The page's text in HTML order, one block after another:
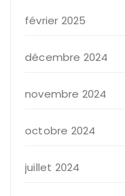
février 2025
décembre 2024
novembre 2024
octobre 2024
juillet 2024